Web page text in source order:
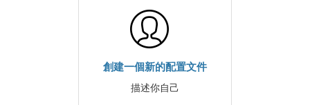
創建一個新的配置文件
描述你自己